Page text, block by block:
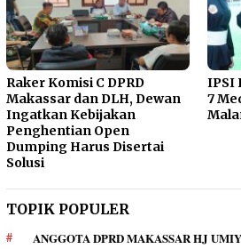
Raker Komisi C DPRD
Makassar dan DLH, Dewan
Ingatkan Kebijakan
Penghentian Open
Dumping Harus Disertai
Solusi
IPSI
7
TOPIK POPULER
ANGGOTA DPRD MAKASSAR HJ